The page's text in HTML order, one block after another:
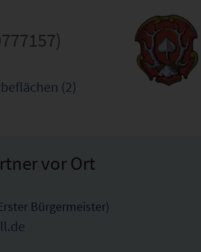
(2)
vor Ort
Bürgermeister)